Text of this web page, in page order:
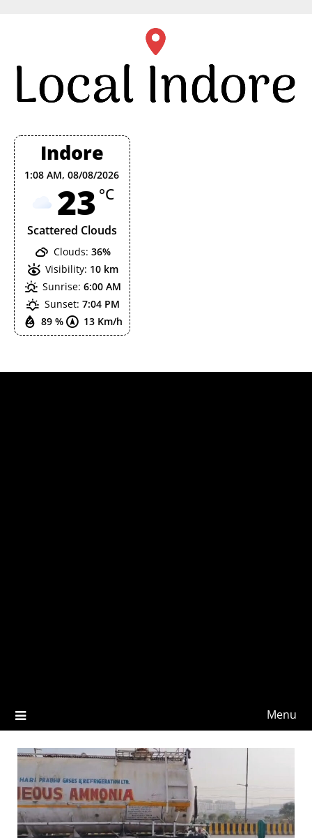
Indore
1:08 AM,08/08/2026
23 °C
Scattered Clouds
89 % 13 Km/h
Clouds: 36%
Visibility: 10 km
Sunrise: 6:00 AM
Sunset: 7:04 PM
Menu